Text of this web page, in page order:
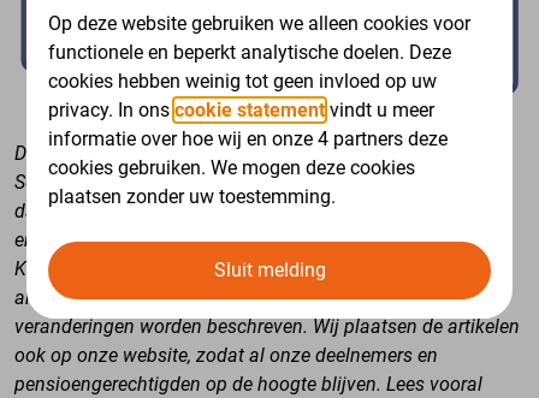
De nieuwe pensioenregeling gaat in op 1 januari 2027.
Sociale partners (Achmea en de vakbonden), maakten
daarvoor een paar belangrijke afspraken met elkaar.
er waarschijnlijk al meer over in onsnieuwsberichthierover.
Komende tijd publiceren Achmea en de vakbonden 4
artikelen waarin stap voor stap de belangrijkste
veranderingen worden beschreven. Wij plaatsen de artikelen
ook op onze website, zodat al onze deelnemers en
pensioengerechtigden op de hoogte blijven. Lees vooral
Op deze website gebruiken we alleen cookies voor
functionele en beperkt analytische doelen. Deze
cookies hebben weinig tot geen invloed op uw
privacy. In onscookie statement vindt u meer
informatie over hoe wij en onze 4 partners deze
cookies gebruiken. We mogen deze cookies
plaatsen zonder uw toestemming.
Sluit melding